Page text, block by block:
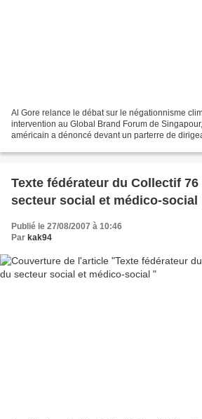
Al Gore relance le débat sur le négationnisme
intervention au Global Brand Forum de
américain a dénoncé devant un parterre de
Texte fédérateur du Collectif
secteur social et médico-social
Publié le 27/08/2007 à 10:46
Par kak94